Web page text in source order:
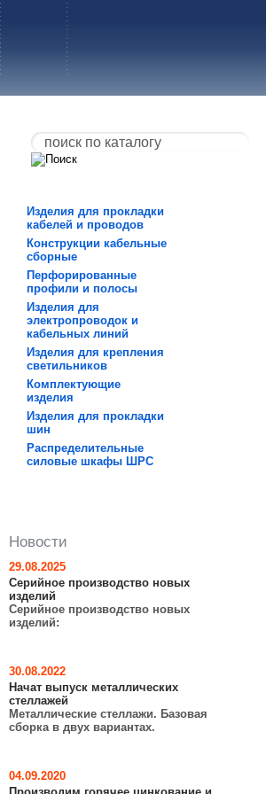
Изделия для прокладки
кабелей и проводов
Конструкции кабельные
сборные
Перфорированные
профили и полосы
Изделия для
электропроводок и
кабельных линий
Изделия для крепления
светильников
Комплектующие
изделия
Изделия для прокладки
шин
Распределительные
силовые шкафы ШРC
Новости
29.08.2025
Серийное производство новых
изделий
Серийное производство новых
изделий:
30.08.2022
Начат выпуск металлических
стеллажей
Металлические стеллажи. Базовая
сборка в двух вариантах.
04.09.2020